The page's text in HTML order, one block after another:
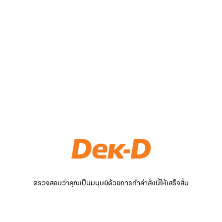
ตรวจสอบว่าคุณเป็นมนุษย์ด้วยการทำคำสั่งนี้ให้เสร็จสิ้น